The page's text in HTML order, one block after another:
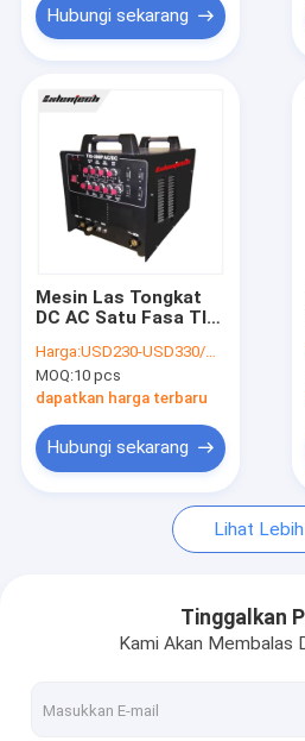
Tentang kita
Wisata pabrik
Berita
Semua Kasus
Tukang Las Inverter MMA
Tukang Las Inverter MIG
Mesin Las TIG
Hubungi sekarang
Mesin Las Tongkat
DC AC Satu Fasa TIG
Welder
Harga:USD230-USD330/PC
MOQ:10 pcs
dapatkan harga terbaru
Hubungi sekarang
Lihat Lebih
Tinggalkan
Kami Akan Membalas